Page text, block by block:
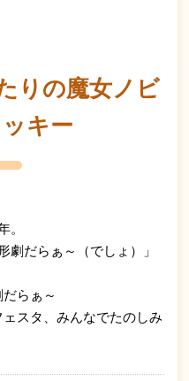
りの魔女ノビ
キー
劇だらぁ～（でしょ）」
らぁ～
スタ、みんなでたのしみ